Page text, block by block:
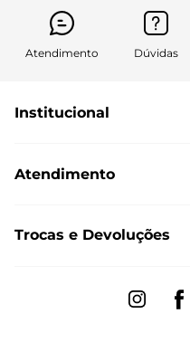
Atendimento Dúvidas
Institucional
Políticas de Privacidade
Formas de Entrega
Regulamento de Promoções
Atendimento
Dúvidas Frequentes
Trocas e Devoluções